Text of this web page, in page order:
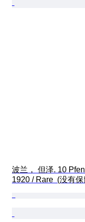
波兰， 但泽. 10
1920 / Rare  (没有